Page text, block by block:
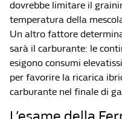
dovrebbe limitare il
temperatura della
Un altro fattore
sarà il carburante: le
esigono consumi
per favorire la ricarica
carburante nel finale di